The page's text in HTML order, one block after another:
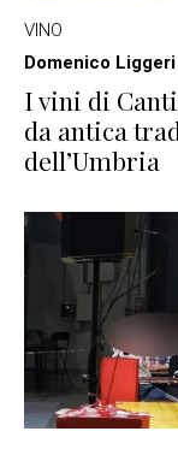
VINO
Domenico Liggeri
I vini di
da antica
dell’Umbria